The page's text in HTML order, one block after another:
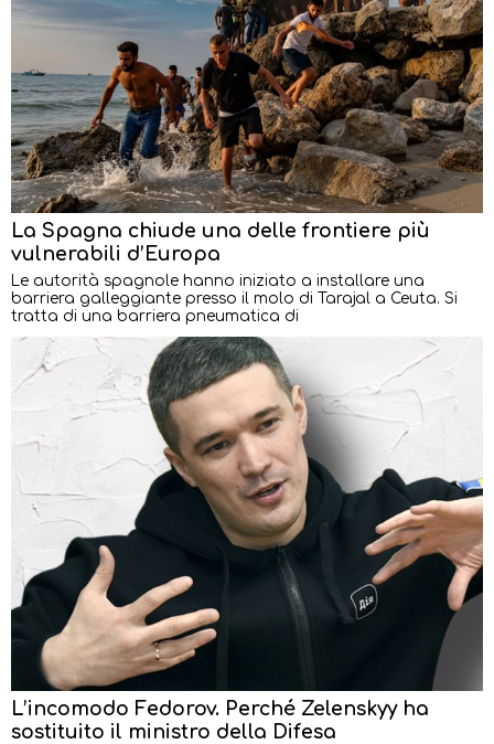
La Spagna chiude una delle frontiere più
vulnerabili d’Europa
Le autorità spagnole hanno iniziato a installare una
barriera galleggiante presso il molo di Tarajal a Ceuta. Si
tratta di una barriera pneumatica di
L’incomodo Fedorov. Perché Zelenskyy ha
sostituito il ministro della Difesa